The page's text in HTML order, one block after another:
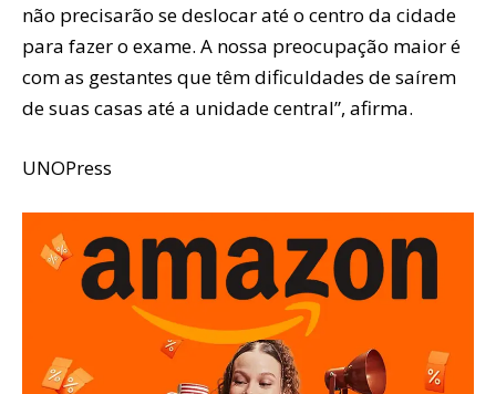
não precisarão se deslocar até o centro da cidade
para fazer o exame. A nossa preocupação maior é
com as gestantes que têm dificuldades de saírem
de suas casas até a unidade central”, afirma.
UNOPress